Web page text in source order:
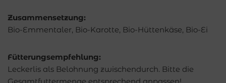
Zusammensetzung:
Bio-Emmentaler, Bio-Karotte, Bio-Hüttenkäse, Bio-Ei
Fütterungsempfehlung:
Leckerlis als Belohnung zwischendurch. Bitte die
Gesamtfuttermenge entsprechend anpassen!